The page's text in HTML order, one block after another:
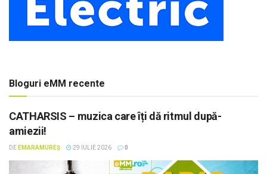
Bloguri eMM recente
CATHARSIS – muzica care îți dă ritmul după-
amiezii!
DE EMARAMUREȘ 29 IULIE 2026 0